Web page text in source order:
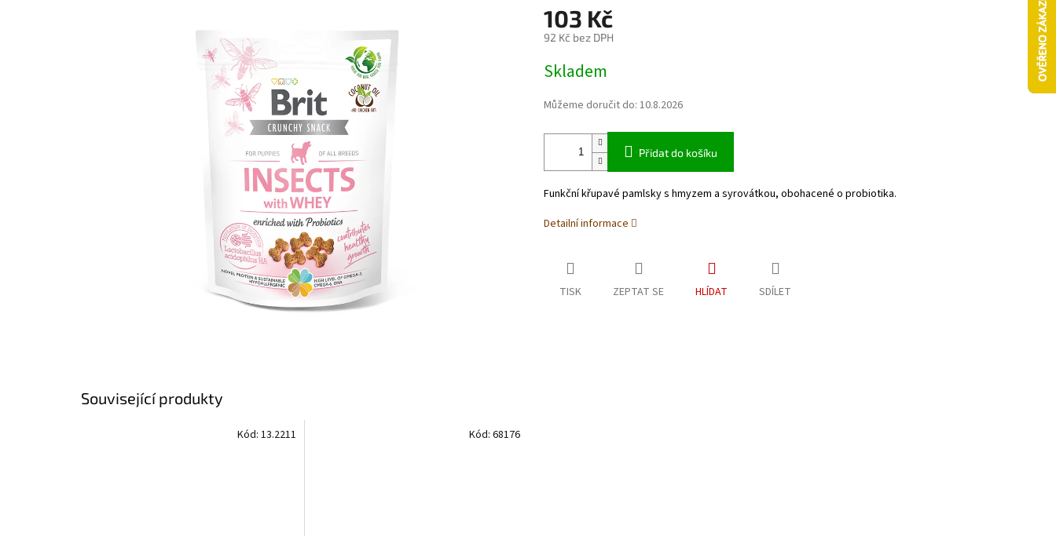
103 Kč
92 Kč bez DPH
cena:
Skladem
Můžeme doručit do: 10.8.2026
Přidat do košíku
Funkční křupavé pamlsky s hmyzem a syrovátkou, obohacené o probiotika.
Detailní informace
TISK ZEPTAT SE HLÍDAT SDÍLET
Související produkty
Kód: 13.2211 Kód: 68176